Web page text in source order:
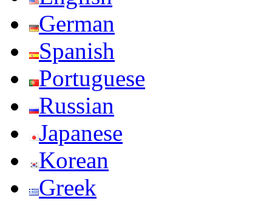
German
Spanish
Portuguese
Russian
Japanese
Korean
Greek